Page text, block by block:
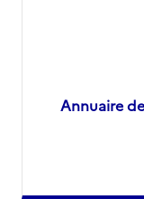
Annuaire